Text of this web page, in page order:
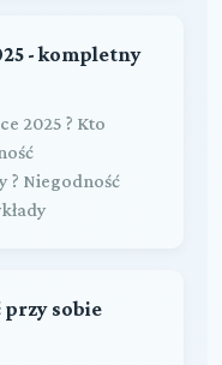
- kompletny
2025 ? Kto
? Niegodność
przy sobie